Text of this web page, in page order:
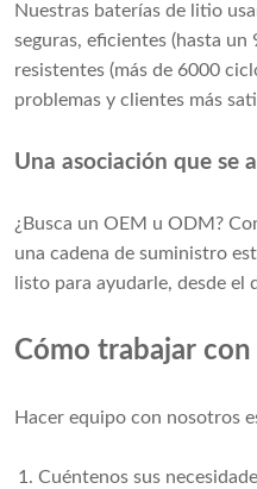
Nuestras baterías de litio
seguras, eficientes (hasta
resistentes (más de 6000
problemas y clientes más
Una asociación que se
¿Busca un OEM u ODM?
una cadena de suministro
listo para ayudarle, desde el
Cómo trabajar con
Hacer equipo con nosotros
Cuéntenos sus